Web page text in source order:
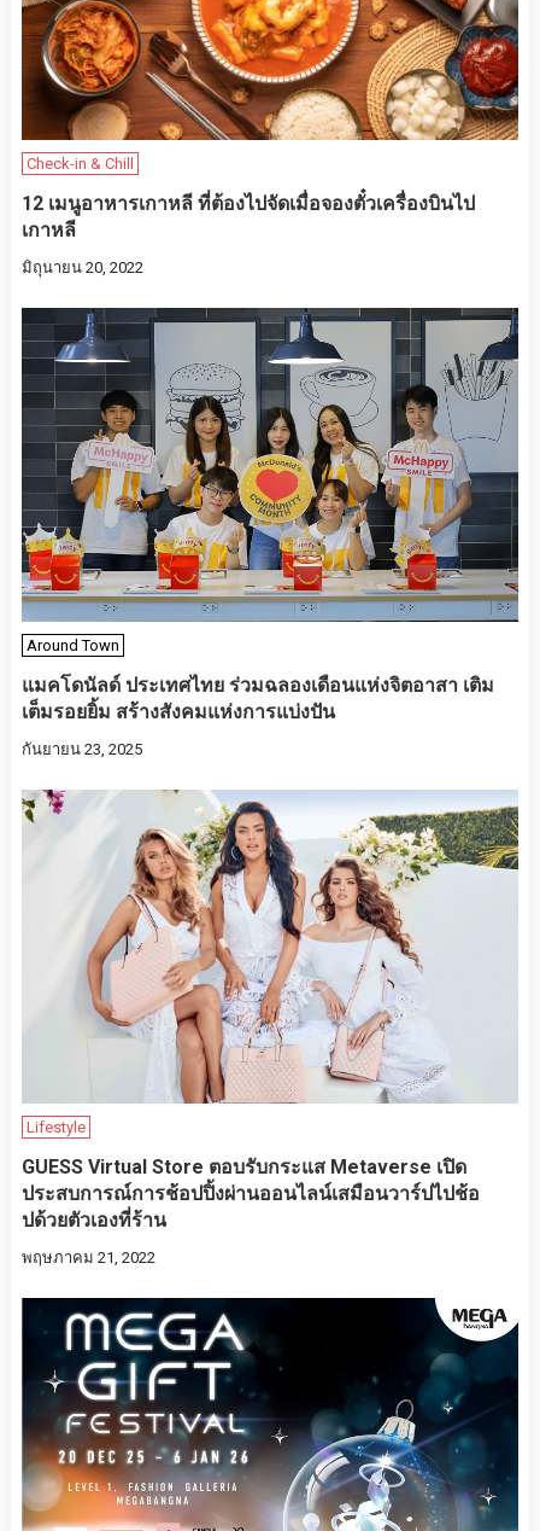
Check-in & Chill
12 เมนูอาหารเกาหลี ที่ต้องไปจัดเมื่อจองตั๋วเครื่องบินไป
เกาหลี
มิถุนายน 20, 2022
Around Town
แมคโดนัลด์ ประเทศไทย ร่วมฉลองเดือนแห่งจิตอาสา เติม
เต็มรอยยิ้ม สร้างสังคมแห่งการแบ่งปัน
กันยายน 23, 2025
Lifestyle
GUESS Virtual Store ตอบรับกระแส Metaverse เปิด
ประสบการณ์การช้อปปิ้งผ่านออนไลน์เสมือนวาร์ปไปช้อ
ปด้วยตัวเองที่ร้าน
พฤษภาคม 21, 2022